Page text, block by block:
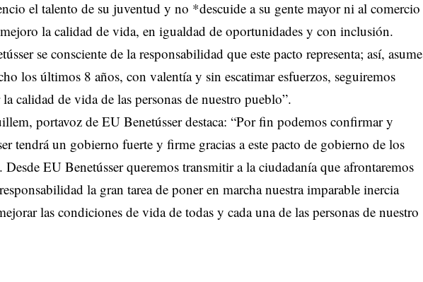
el talento de su juventud y no *descuide a su gente mayor ni al comercio
la calidad de vida, en igualdad de oportunidades y con inclusión.
se consciente de la responsabilidad que este pacto representa; así, asume
los últimos 8 años, con valentía y sin escatimar esfuerzos, seguiremos
calidad de vida de las personas de nuestro pueblo”.
portavoz de EU Benetússer destaca: “Por fin podemos confirmar y
tendrá un gobierno fuerte y firme gracias a este pacto de gobierno de los
Desde EU Benetússer queremos transmitir a la ciudadanía que afrontaremos
la gran tarea de poner en marcha nuestra imparable inercia
las condiciones de vida de todas y cada una de las personas de nuestro